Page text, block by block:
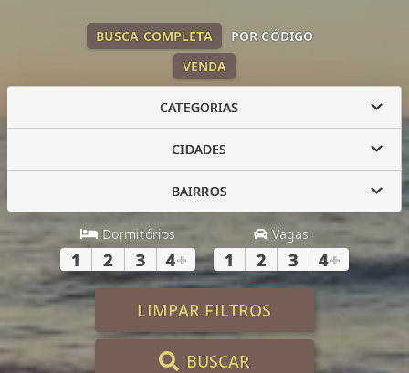
VENDA
BUSCA COMPLETA POR CÓDIGO
CATEGORIAS
CIDADES
BAIRROS
Dormitórios
1 2 3 4+
Vagas
1 2 3 4+
LIMPAR FILTROS
BUSCAR